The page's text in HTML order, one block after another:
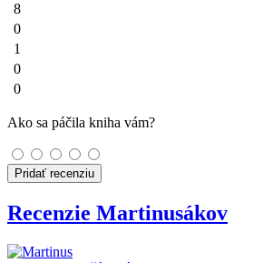
8
0
1
0
0
Ako sa páčila kniha vám?
Pridať recenziu
Recenzie Martinusákov